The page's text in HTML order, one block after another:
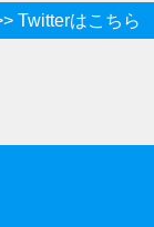
Twitterはこちら